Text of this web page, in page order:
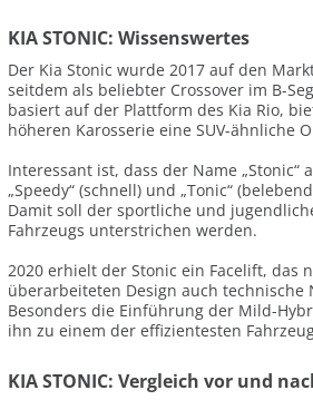
KIA STONIC: Wissenswertes
Der Kia Stonic wurde 2017 auf den
seitdem als beliebter Crossover im B-
basiert auf der Plattform des Kia Rio,
höheren Karosserie eine SUV-ähnliche
Interessant ist, dass der Name „Stonic“
„Speedy“ (schnell) und „Tonic“
Damit soll der sportliche und
Fahrzeugs unterstrichen werden.
2020 erhielt der Stonic ein Facelift, das
überarbeiteten Design auch technische
Besonders die Einführung der Mild-
ihn zu einem der effizientesten
KIA STONIC: Vergleich vor und